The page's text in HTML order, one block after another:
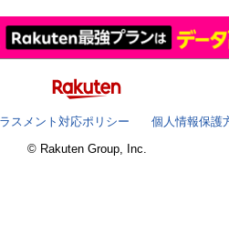
スメント対応ポリシー
個人情報保護
© Rakuten Group, Inc.